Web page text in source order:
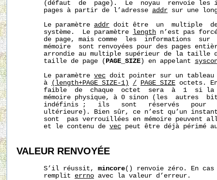
(défaut  de  page).  Le  noyau  renvoie les
       pages à partir de l’adresse
addr sur une
       Le paramètre
addr doit être  un  multiple
       système.  Le paramètre
length n’est pas
de page, mais comme  les  informations  sur
mémoire  sont renvoyées pour des pages
arrondie au multiple supérieur de la taille
       taille de page (
PAGE_SIZE ) en appelant
       Le paramètre
vec doit pointer sur un tableau
       à
(length+PAGE_SIZE-1) / PAGE_SIZE octets.
faible  de  chaque  octet  sera  à  1  si
mémoire physique, à 0 sinon (les  autres
indéfinis ;   ils   sont   réservés   pour
ultérieure). Bien sûr, ce n’est qu’un
sont  pas verrouillées en mémoire peuvent
       et le contenu de
vec peut être déjà périmé
VALEUR RENVOYÉE
       S’il réussit,
mincore() renvoie zéro. En
       remplit
errno avec la valeur d’erreur.